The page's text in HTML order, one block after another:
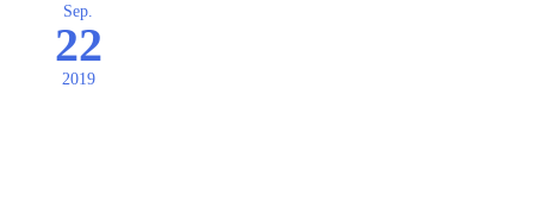
Sep.
22
2019